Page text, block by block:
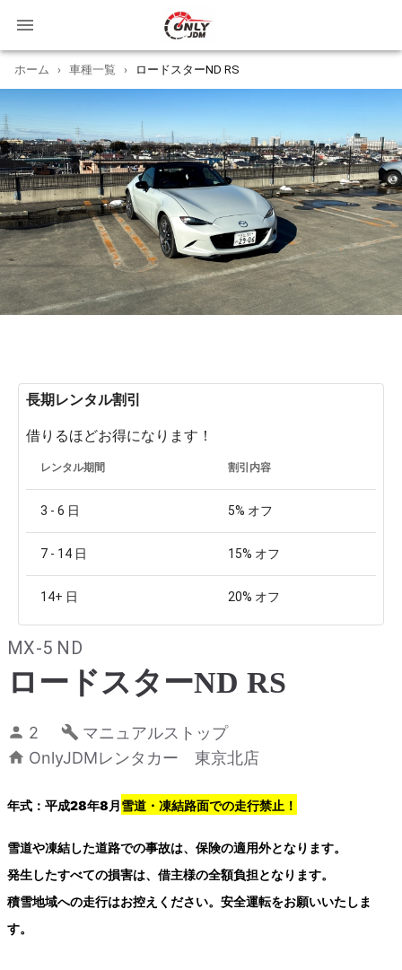
ホーム › 車種一覧 › ロードスターND RS
長期レンタル割引
借りるほどお得になります！
レンタル期間 割引内容
3 - 6 日 5% オフ
7 - 14 日 15% オフ
14+ 日 20% オフ
MX-5 ND
ロードスターND RS
2
マニュアルストップ
OnlyJDMレンタカー 東京北店
年式：平成28年8月雪道・凍結路面での走行禁止！
雪道や凍結した道路での事故は、保険の適用外となります。
発生したすべての損害は、借主様の全額負担となります。
積雪地域への走行はお控えください。安全運転をお願いいたしま
す。